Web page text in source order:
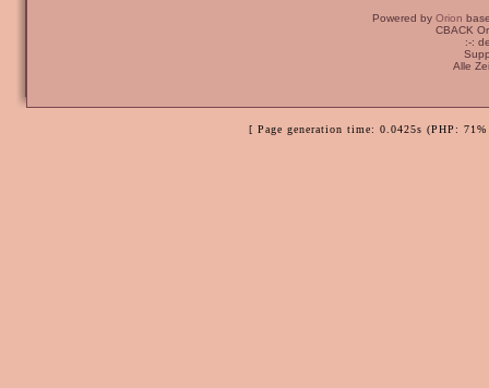
Powered by Orion
CBACK
:-:
Alle
[ Page generation time: 0.0425s (PHP: